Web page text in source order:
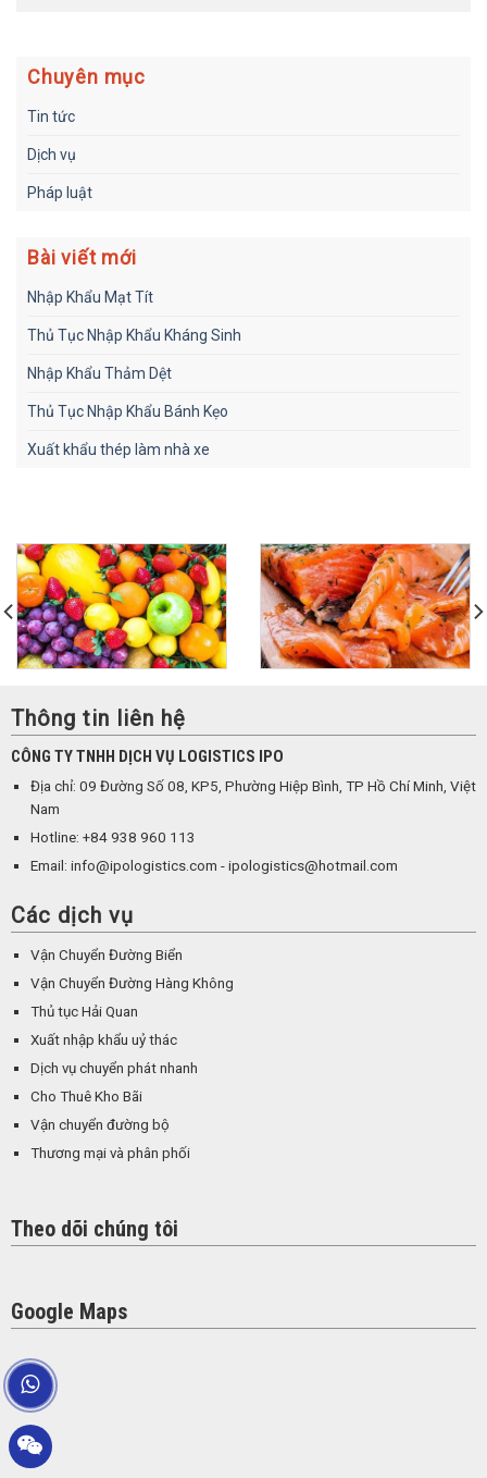
Chuyên mục
Tin tức
Dịch vụ
Pháp luật
Bài viết mới
Nhập Khẩu Mạt Tít
Thủ Tục Nhập Khẩu Kháng Sinh
Nhập Khẩu Thảm Dệt
Thủ Tục Nhập Khẩu Bánh Kẹo
Xuất khẩu thép làm nhà xe
Thông tin liên hệ
CÔNG TY TNHH DỊCH VỤ LOGISTICS IPO
Địa chỉ: 09 Đường Số 08, KP5, Phường Hiệp Bình, TP Hồ Chí Minh, Việt
Nam
Hotline: +84 938 960 113
Email: info@ipologistics.com - ipologistics@hotmail.com
Các dịch vụ
Vận Chuyển Đường Biển
Vận Chuyển Đường Hàng Không
Thủ tục Hải Quan
Xuất nhập khẩu uỷ thác
Dịch vụ chuyển phát nhanh
Cho Thuê Kho Bãi
Vận chuyển đường bộ
Thương mại và phân phối
Theo dõi chúng tôi
Google Maps